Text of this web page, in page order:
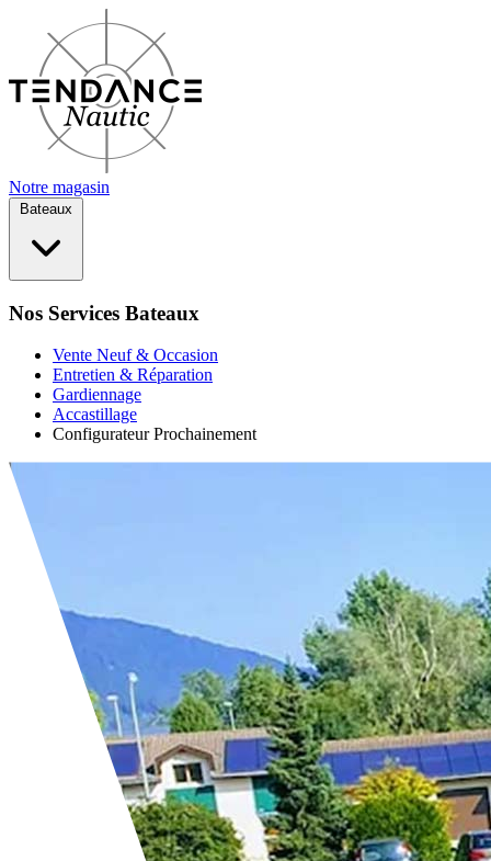
Notre magasin
Bateaux
Nos Services Bateaux
Vente Neuf & Occasion
Entretien & Réparation
Gardiennage
Accastillage
ConfigurateurProchainement